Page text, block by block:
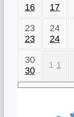
16
17
23
23
24
24
30
30
1 1